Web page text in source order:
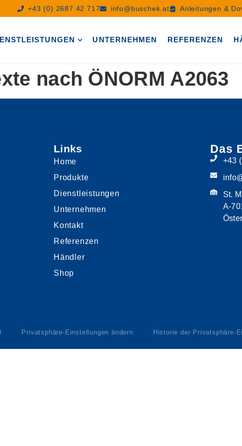
+43 (0) 2687 42 717 info@buschek.at Anleitungen &
UNTERNEHMEN REFERENZEN
nach ÖNORM A2063
Links
Home
Produkte
Dienstleistungen
Unternehmen
Kontakt
Referenzen
Händler
Shop
Das
+43
St.
A-
Privatsphäre-Einstellungen ändern Historie der Privatsphäre-